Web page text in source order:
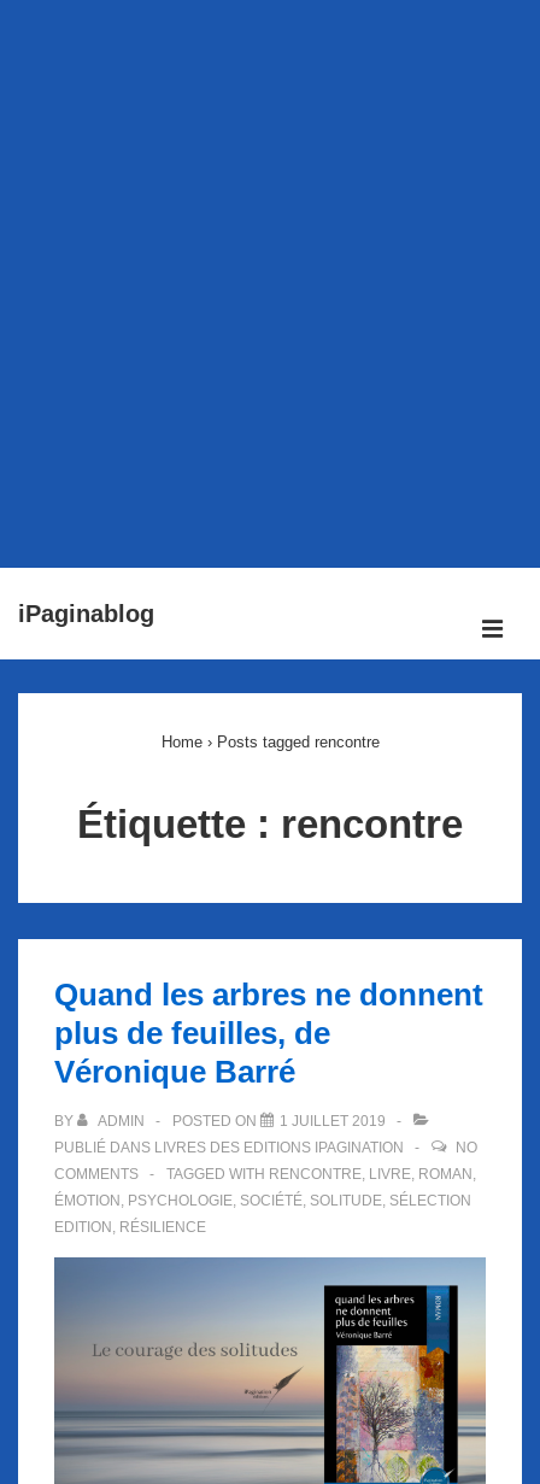
passer
iPaginablog
Home › Posts tagged rencontre
Étiquette : rencontre
Quand les arbres ne donnent
plus de feuilles, de
Véronique Barré
BY ADMIN POSTED ON
1 JUILLET 2019
PUBLIÉ DANS LIVRES DES EDITIONS IPAGINATION
NO
COMMENTS
TAGGED WITH RENCONTRE, LIVRE, ROMAN ,
ÉMOTION , PSYCHOLOGIE, SOCIÉTÉ, SOLITUDE, SÉLECTION
EDITION , RÉSILIENCE